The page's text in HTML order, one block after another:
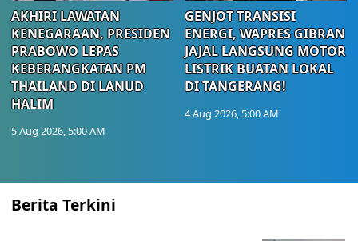
AKHIRI LAWATAN
KENEGARAAN, PRESIDEN
PRABOWO LEPAS
KEBERANGKATAN PM
THAILAND DI LANUD
HALIM
5 Aug 2026, 5:00 AM
GENJOT TRANSISI
ENERGI, WAPRES GIBRAN
JAJAL LANGSUNG MOTOR
LISTRIK BUATAN LOKAL
DI TANGERANG!
4 Aug 2026, 5:00 AM
Berita Terkini